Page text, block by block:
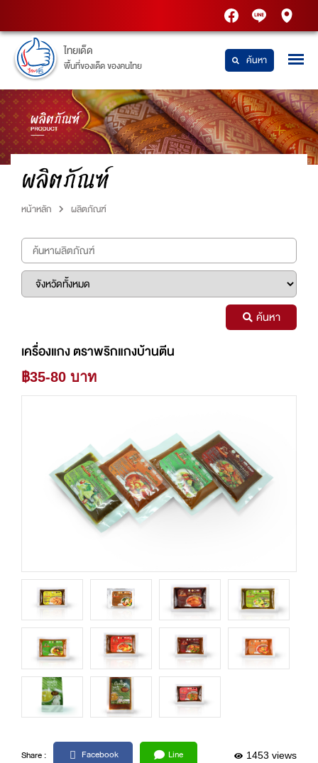
PTT
PTT
ไทยเด็ด
พื้นที่ของเด็ด ของคนไทย ค้นหา
ผลิตภัณฑ์
หน้าหลัก ผลิตภัณฑ์
ค้นหา
เครื่องแกง ตราพริกแกงบ้านตีน
฿35-80 บาท
Share : Facebook Line 1453 views